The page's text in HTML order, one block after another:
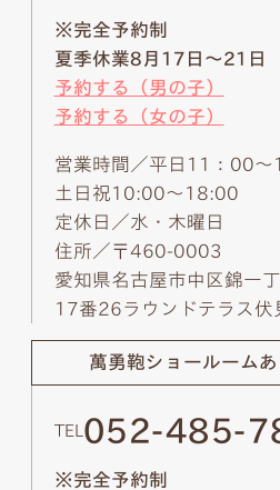
※完全予約制
夏季休業8月17日～21日
予約する（男の子）
予約する（女の子）
営業時間／平日11：00
土日祝10:00～18:00
定休日／水・木曜日
住所／〒460-0003
愛知県名古屋市中区錦一
17番26ラウンドテラス伏
萬勇鞄ショールーム
TEL 052-485-
※完全予約制